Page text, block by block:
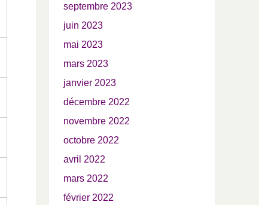
septembre 2023
juin 2023
mai 2023
mars 2023
janvier 2023
décembre 2022
novembre 2022
octobre 2022
avril 2022
mars 2022
février 2022